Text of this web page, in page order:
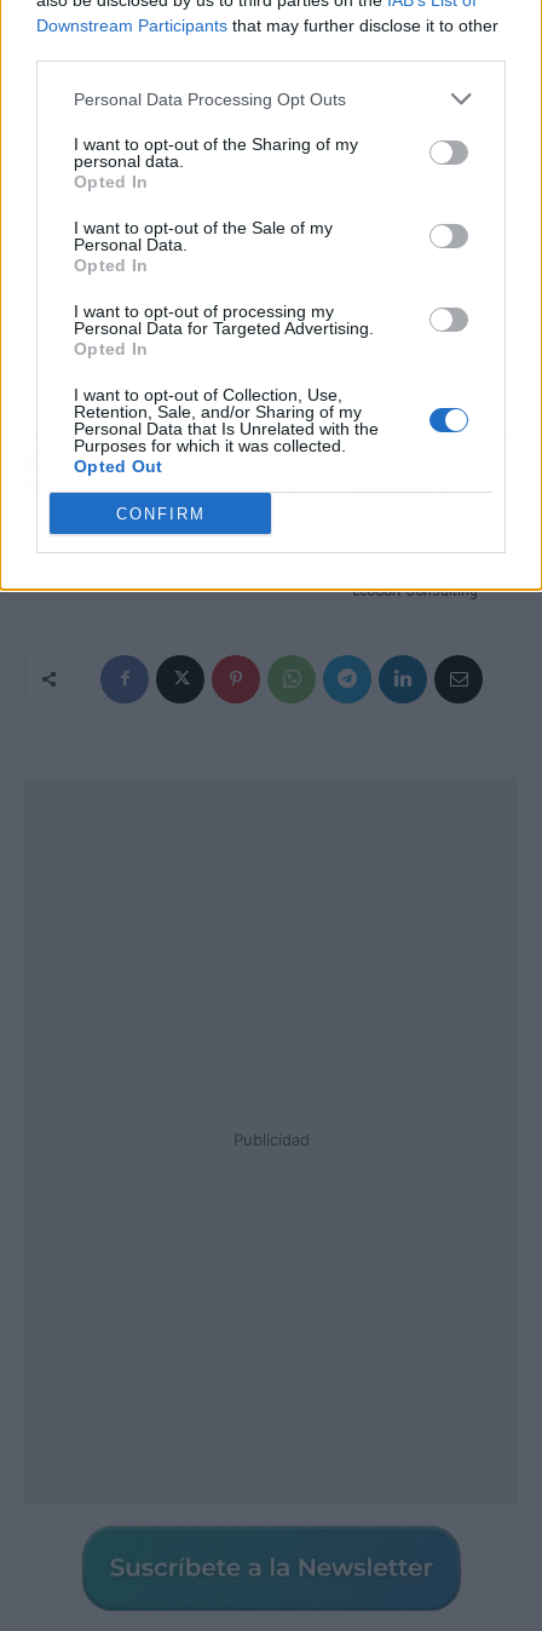
Downstream Participants that may further disclose it to other
Personal Data Processing Opt Outs
I want to opt-out of the Sharing of my
personal data.
Opted In
I want to opt-out of the Sale of my
Personal Data.
Opted In
I want to opt-out of processing my
Personal Data for Targeted Advertising.
Opted In
I want to opt-out of Collection, Use,
Retention, Sale, and/or Sharing of my
Personal Data that Is Unrelated with the
Purposes for which it was collected.
Opted Out
CONFIRM
Publicidad
Artículo anterior
Gestionar la contabilidad
con el software ERP de
ecoSoft Consulting
Artículo siguiente
software para
ecoSoft Consulting
Publicidad